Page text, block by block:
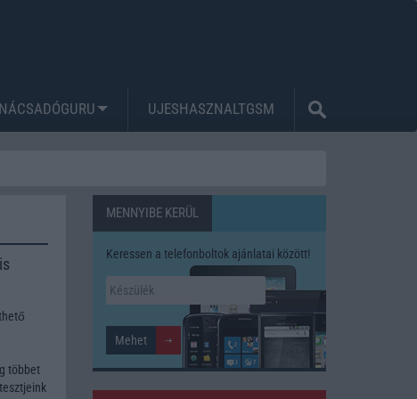
UJESHASZNALTGSM
többet
MENNYIBE KERÜL
Keressen a telefonboltok ajánlatai között!